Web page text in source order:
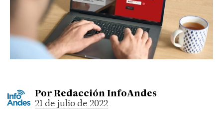
Por Redacción InfoAndes
21 de julio de 2022